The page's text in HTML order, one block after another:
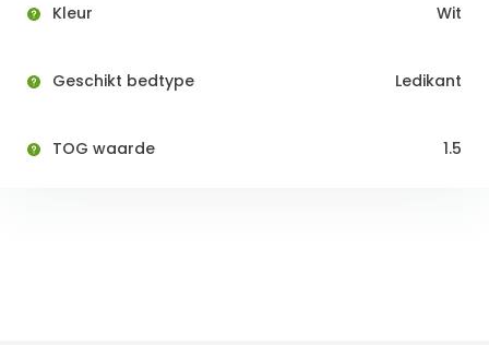
Kleur Wit
Geschikt bedtype Ledikant
TOG waarde 1.5